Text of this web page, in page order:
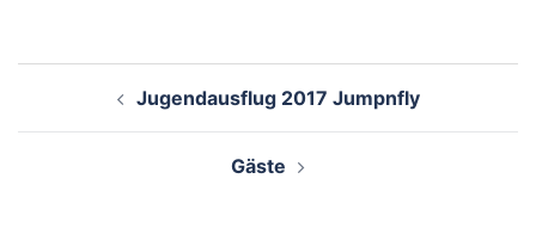
Jugendausflug 2017 Jumpnfly
Gäste